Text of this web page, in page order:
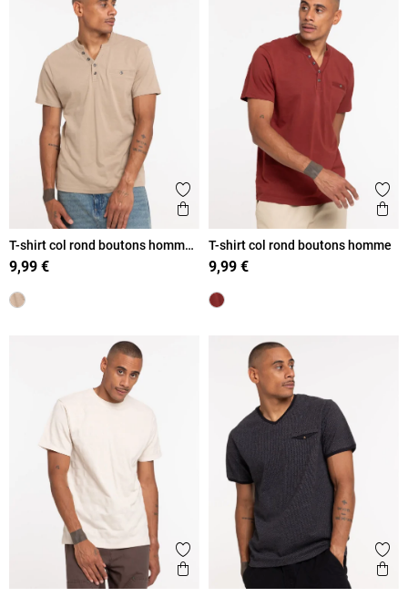
Ajouter aux favoris
Aperçu rapide
T-shirt col rond boutons homme
taupe
9,99 €
T-shirt col rond boutons homme
9,99 €
Ajouter aux favoris
Aperçu rapide